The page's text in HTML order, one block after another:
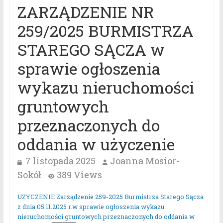
ZARZĄDZENIE NR
259/2025 BURMISTRZA
STAREGO SĄCZA w
sprawie ogłoszenia
wykazu nieruchomości
gruntowych
przeznaczonych do
oddania w użyczenie
7 listopada 2025
Joanna Mosior-
Sokół
389 Views
UZYCZENIE Zarządzenie 259-2025 Burmistrza Starego Sącza
z dnia 05.11.2025 r.w sprawie ogłoszenia wykazu
nieruchomości gruntowych przeznaczonych do oddania w